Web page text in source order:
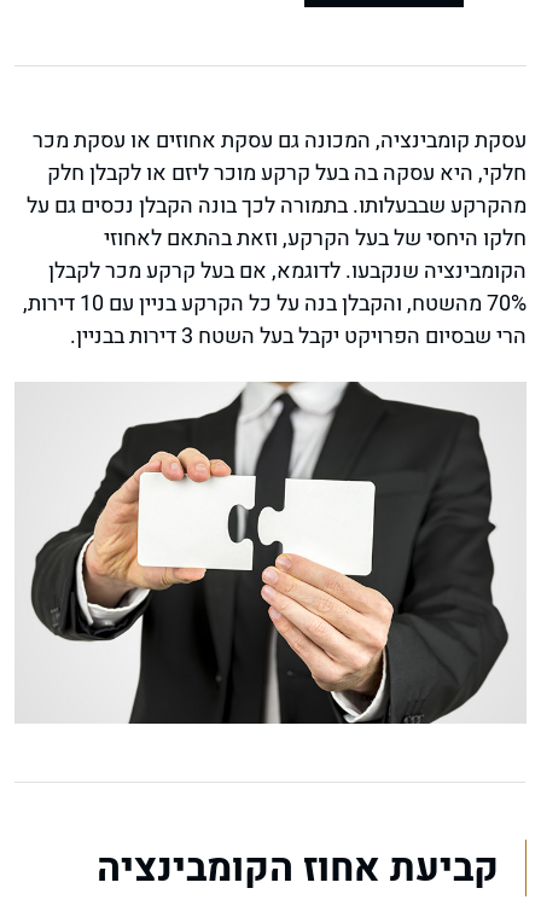
עסקת קומבינציה, המכונה גם עסקת אחוזים או עסקת מכר
חלקי, היא עסקה בה בעל קרקע מוכר ליזם או לקבלן חלק
מהקרקע שבבעלותו. בתמורה לכך בונה הקבלן נכסים גם על
חלקו היחסי של בעל הקרקע, וזאת בהתאם לאחוזי
הקומבינציה שנקבעו. לדוגמא, אם בעל קרקע מכר לקבלן
70% מהשטח, והקבלן בנה על כל הקרקע בניין עם 10 דירות,
הרי שבסיום הפרויקט יקבל בעל השטח 3 דירות בבניין.
קביעת אחוז הקומבינציה